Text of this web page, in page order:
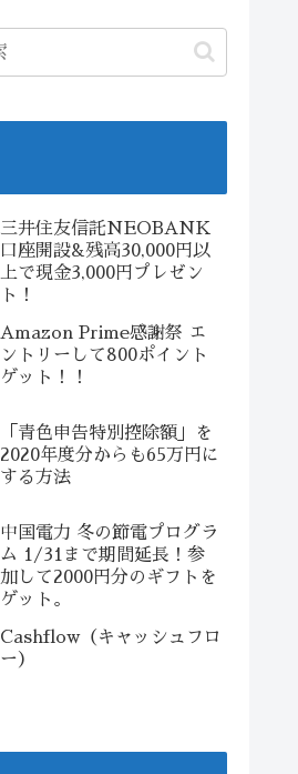
三井住友信託NEOBANK
口座開設&残高30,000円以
上で現金3,000円プレゼン
ト！
Amazon Prime感謝祭 エ
ントリーして800ポイント
ゲット！！
「青色申告特別控除額」を
2020年度分からも65万円に
する方法
中国電力 冬の節電プログラ
ム 1/31まで期間延長！参
加して2000円分のギフトを
ゲット。
Cashflow（キャッシュフロ
ー）